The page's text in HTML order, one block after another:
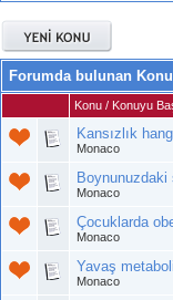
Forumda bulunan
Konu / Konuyu
Kansızlık
Monaco
Monaco
Çocuklarda
Monaco
Yavaş
Monaco